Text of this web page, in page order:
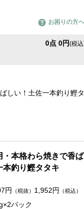
お困りの方へ
0点 0円(税
しい！土佐一本釣り鰹
・本格わら焼きで香
本釣り鰹タタキ
円 （税抜） 1,952円 （税込）
パック